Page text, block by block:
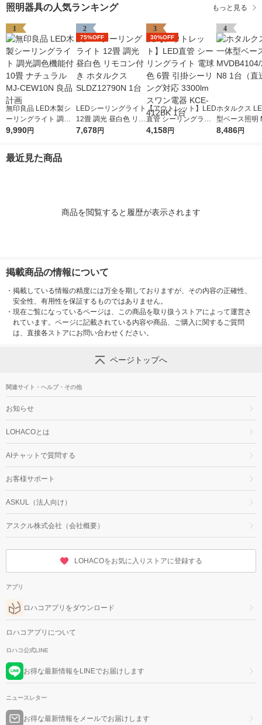
照明器具の人気ランキング もっと見る
1
無印良品 LED木製シ
ーリングライト 調光
調色機能付 10畳 ナチ
9,990円
2
75%OFF
LEDシーリングライト
12畳 調光 昼白色 リモ
コン付き ホタルクス
7,678円
3
30%OFF
【アウトレット】LED
直管 シーリングライ
ト 電球色 6畳 引掛シ
4,158円
4
ホタルクス
型ベース照明
104/25N5-N8
8,486円
最近見た商品
商品を閲覧すると履歴が表示されます
掲載商品の情報について
・ 掲載している情報の精度には万全を期しておりますが、その内容の正確性、
安全性、有用性を保証するものではありません。
・ 現在ご覧になっているページは、この商品を取り扱うストアによって運営さ
れています。ページに記載されている内容や商品、ご購入に関するご質問
は、直接各ストアにお問い合わせください。
ページトップへ
関連サイト・ヘルプ・その他
お知らせ
LOHACOとは
AIチャットで質問する
お客様サポート
ASKUL（法人向け）
アスクル株式会社（会社概要）
LOHACOをお気に入りストアに登録する
アプリ
ロハコアプリをダウンロード
ロハコアプリについて
ロハコ公式LINE
お得な最新情報をLINEでお届けします
ニュースレター
お得な最新情報をメールでお届けします